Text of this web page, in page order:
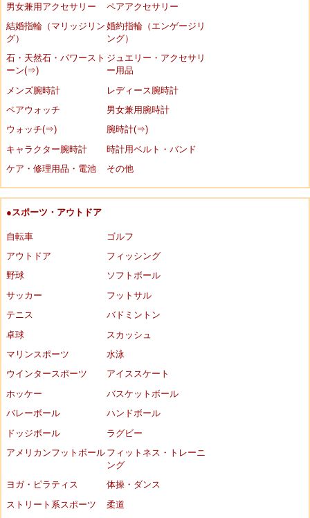
男女兼用アクセサリー
ペアアクセサリー
結婚指輪（マリッジリン
グ）
婚約指輪（エンゲージリ
ング）
石・天然石・パワースト
ーン(⇒)
ジュエリー・アクセサリ
ー用品
メンズ腕時計
レディース腕時計
ペアウォッチ
男女兼用腕時計
ウォッチ(⇒)
腕時計(⇒)
キャラクター腕時計
時計用ベルト・バンド
ケア・修理用品・電池
その他
●スポーツ・アウトドア
自転車
ゴルフ
アウトドア
フィッシング
野球
ソフトボール
サッカー
フットサル
テニス
バドミントン
卓球
スカッシュ
マリンスポーツ
水泳
ウインタースポーツ
アイススケート
ホッケー
バスケットボール
バレーボール
ハンドボール
ドッジボール
ラグビー
アメリカンフットボール フィットネス・トレーニ
ング
ヨガ・ピラティス
体操・ダンス
ストリート系スポーツ
柔道